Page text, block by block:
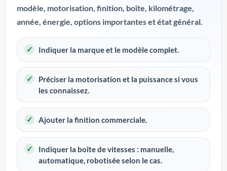
modèle, motorisation, finition, boîte, kilométrage,
année, énergie, options importantes et état général.
Indiquer la marque et le modèle complet.
Préciser la motorisation et la puissance si vous
les connaissez.
Ajouter la finition commerciale.
Indiquer la boîte de vitesses : manuelle,
automatique, robotisée selon le cas.